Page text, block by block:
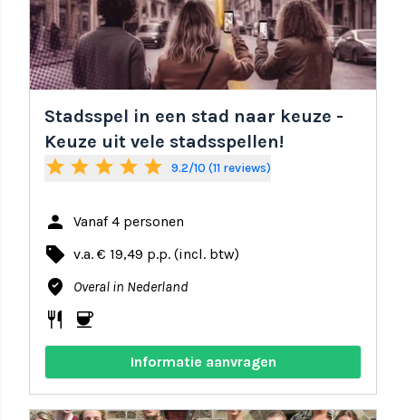
Stadsspel in een stad naar keuze -
Keuze uit vele stadsspellen!
star star star star star 9.2/10 (11 reviews)
person Vanaf 4 personen
local_offer v.a. € 19,49 p.p. (incl. btw)
where_to_vote Overal in Nederland
restaurant coffee
Informatie aanvragen